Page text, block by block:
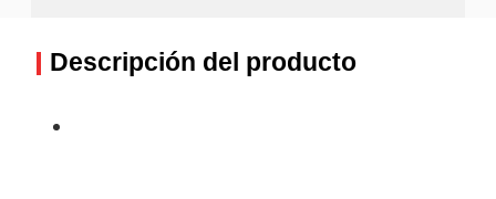
Descripción del producto